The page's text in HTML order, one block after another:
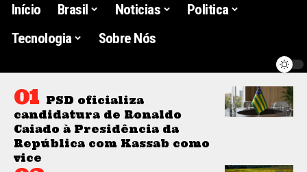
Início Brasil Noticias
Politica
Tecnologia
Sobre Nós
PSD oficializa
candidatura de Ronaldo
Caiado à Presidência da
República com Kassab como
vice